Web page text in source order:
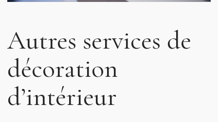
Autres services de
décoration
d’intérieur